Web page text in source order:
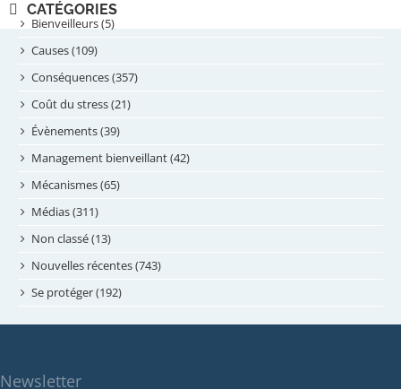
septembre 2024
août 2024
juillet 2024
juin 2024
mai 2024
avril 2024
février 2024
janvier 2024
novembre 2023
octobre 2023
septembre 2023
mars 2023
CATÉGORIES
Bienveilleurs (5)
Causes (109)
Conséquences (357)
Coût du stress (21)
Évènements (39)
Management bienveillant (42)
Mécanismes (65)
Médias (311)
Non classé (13)
Nouvelles récentes (743)
Se protéger (192)
Newsletter